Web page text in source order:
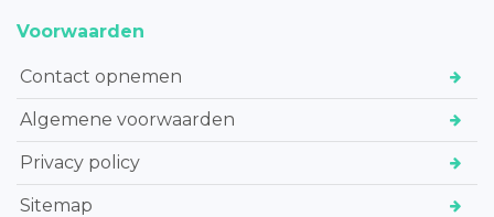
Voorwaarden
Contact opnemen
Algemene voorwaarden
Privacy policy
Sitemap